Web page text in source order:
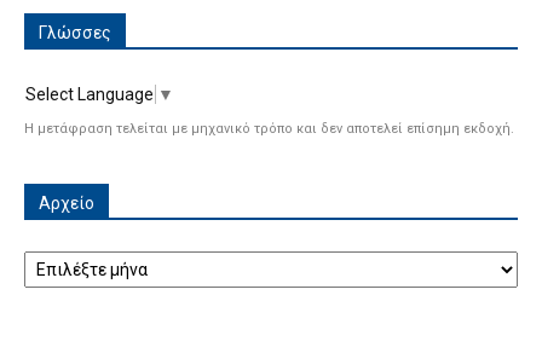
Γλώσσες
Select Language ▼
Η μετάφραση τελείται με μηχανικό τρόπο και δεν αποτελεί επίσημη εκδοχή.
Αρχείο